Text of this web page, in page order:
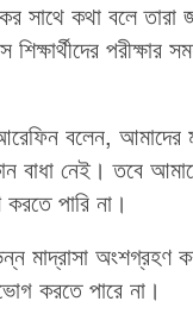
কথা বলে তারা
পরীক্ষার
বলেন,
নেই। তবে
পারি না।
মাদ্রাসা
করতে পারে না।